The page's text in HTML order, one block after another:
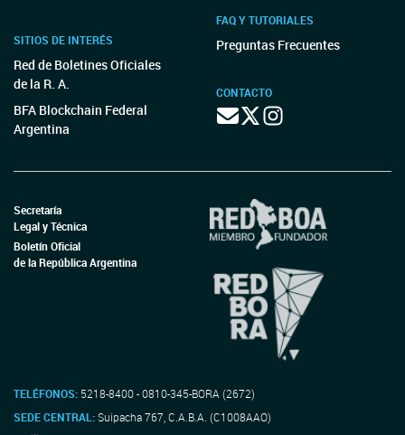
SITIOS DE INTERÉS
Red de Boletines Oficiales
de la R. A.
BFA Blockchain Federal
Argentina
FAQ Y TUTORIALES
Preguntas Frecuentes
CONTACTO
Secretaría
Legal y Técnica
Boletín Oficial
de la República Argentina
TELÉFONOS: 5218-8400 - 0810-345-BORA (2672)
SEDE CENTRAL:Suipacha 767, C.A.B.A. (C1008AAO)